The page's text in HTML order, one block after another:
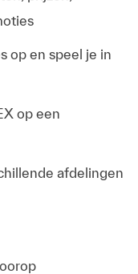
op en speel je in
op een
afdelingen